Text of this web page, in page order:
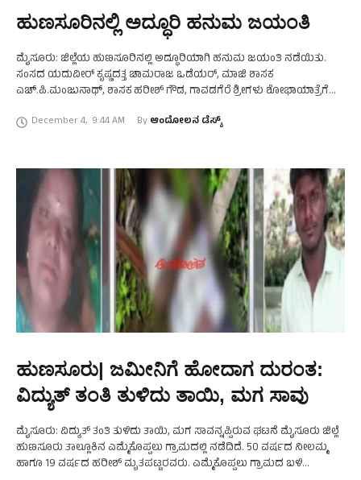
ಹುಣಸೂರಿನಲ್ಲಿ ಅದ್ಧೂರಿ ಹನುಮ ಜಯಂತಿ
ಮೈಸೂರು: ಜಿಲ್ಲೆಯ ಹುಣಸೂರಿನಲ್ಲಿ ಅದ್ಧೂರಿಯಾಗಿ ಹನುಮ ಜಯಂತಿ ನಡೆಯಿತು.
ಸಂಸದ ಯದುವೀರ್‌ ಕೃಷ್ಣದತ್ತ ಚಾಮರಾಜ ಒಡೆಯರ್‌, ಮಾಜಿ ಶಾಸಕ
ಎಚ್.ಪಿ.ಮಂಜುನಾಥ್‌, ಶಾಸಕ ಹರೀಶ್‌ ಗೌಡ, ಗಾವಡಗೆರೆ ಶ್ರೀಗಳು ಶೋಭಾಯಾತ್ರೆಗೆ
ನಡೆಸಲಾಯಿತು. ಇದನ್ನು …
December 4, 9:44 AM By ಆಂದೋಲನ ಡೆಸ್ಕ್
ಹುಣಸೂರು| ಜಮೀನಿಗೆ ಹೋದಾಗ ದುರಂತ:
ವಿದ್ಯುತ್‌ ತಂತಿ ತುಳಿದು ತಾಯಿ, ಮಗ ಸಾವು
ಮೈಸೂರು: ವಿದ್ಯುತ್‌ ತಂತಿ ತುಳಿದು ತಾಯಿ, ಮಗ ಸಾವನ್ನಪ್ಪಿರುವ ಘಟನೆ ಮೈಸೂರು ಜಿಲ್ಲೆ
ಹುಣಸೂರು ತಾಲ್ಲೂಕಿನ ಎಮ್ಮೆಕೊಪ್ಪಲು ಗ್ರಾಮದಲ್ಲಿ ನಡೆದಿದೆ. 50 ವರ್ಷದ ನೀಲಮ್ಮ
ಹಾಗೂ 19 ವರ್ಷದ ಹರೀಶ್‌ ಮೃತಪಟ್ಟರವರು. ಎಮ್ಮೆಕೊಪ್ಪಲು ಗ್ರಾಮದ ಬಳಿ